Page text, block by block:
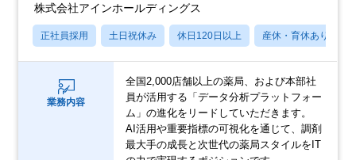
株式会社アインホールディングス
正社員採用 土日祝休み 休日120日以上 産休・育休あり
業務内容
全国2,000店舗以上の薬局、および本部社
員が活用する「データ分析プラットフォー
ム」の進化をリードしていただきます。
AI活用や重要指標の可視化を通じて、調剤
最大手の成長と次世代の薬局スタイルをIT